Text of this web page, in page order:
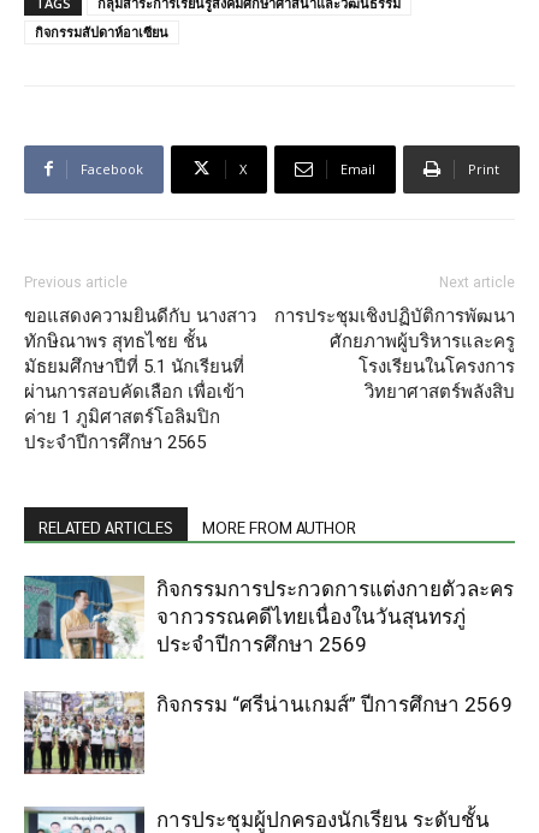
กิจกรรมสัปดาห์อาเซียน
Facebook X Email Print
Previous article
ขอแสดงความยินดีกับ นางสาว
ทักษิณาพร สุทธไชย ชั้น
มัธยมศึกษาปีที่ 5.1 นักเรียนที่
ผ่านการสอบคัดเลือก เพื่อเข้า
ค่าย 1 ภูมิศาสตร์โอลิมปิก
ประจำปีการศึกษา 2565
Next article
การประชุมเชิงปฏิบัติการพัฒนา
ศักยภาพผู้บริหารและครู
โรงเรียนในโครงการ
วิทยาศาสตร์พลังสิบ
RELATED ARTICLES MORE FROM AUTHOR
กิจกรรมการประกวดการแต่งกายตัวละคร
จากวรรณคดีไทยเนื่องในวันสุนทรภู่
ประจำปีการศึกษา 2569
กิจกรรม “ศรีน่านเกมส์” ปีการศึกษา 2569
การประชุมผู้ปกครองนักเรียน ระดับชั้น